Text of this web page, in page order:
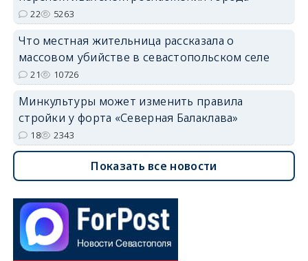
22 5263
Что местная жительница рассказала о
массовом убийстве в севастопольском селе
21 10726
Минкультуры может изменить правила
стройки у форта «Северная Балаклава»
18 2343
Показать все новости